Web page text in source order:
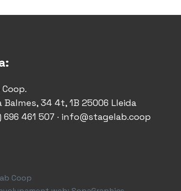
Balmes, 34 4t, 1B 25006 Lleida
696 461 507 · info@stagelab.coop
Coop